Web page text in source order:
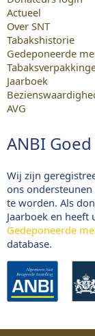
Actueel
Over SNT
Tabakshistorie
Gedeponeerde
Jaarboek
AVG
ANBI
Wij zijn
ons
te worden. Als
Jaarboek en
Gedeponeerde
database.